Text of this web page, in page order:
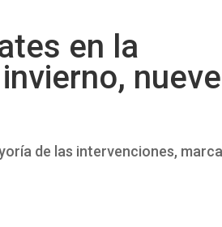
en la
nueve
de las intervenciones,